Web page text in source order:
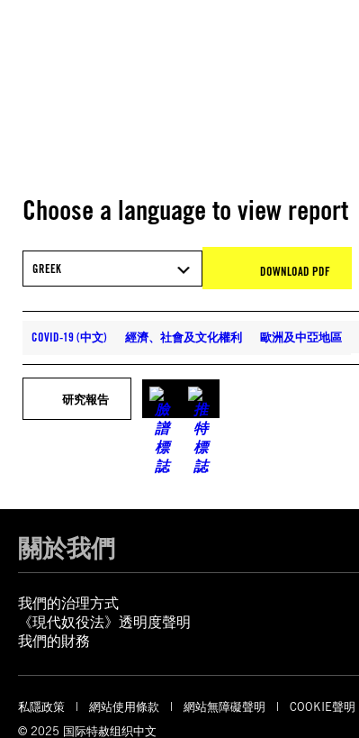
Choose a language to view report
GREEK DOWNLOAD PDF
COVID-19 (中文) 經濟、社會及文化權利 歐洲及中亞地區
研究報告
關於我們
我們的治理方式
《現代奴役法》透明度聲明
我們的財務
私隱政策 網站使用條款 網站無障礙聲明 COOKIE聲明
© 2025 国际特赦组织中文